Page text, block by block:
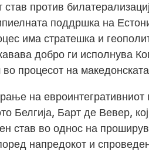
став против
поддршка на
има стратешка и
добро ги исполнува
процесот на
на
Белгија, Барт де Вевер,
став во однос на
напредокот и